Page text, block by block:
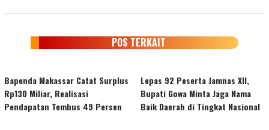
POS TERKAIT
Bapenda Makassar Catat Surplus
Rp130 Miliar, Realisasi
Pendapatan Tembus 49 Persen
Lepas 92 Peserta Jamnas XII,
Bupati Gowa Minta Jaga Nama
Baik Daerah di Tingkat Nasional